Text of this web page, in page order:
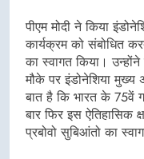
पीएम मोदी ने किया
कार्यक्रम को संबोधित
का स्वागत किया।
मौके पर इंडोनेशिया मुख्य
बात है कि भारत के 75वें
बार फिर इस ऐतिहासिक
प्रबोवो सुबिआंतो का